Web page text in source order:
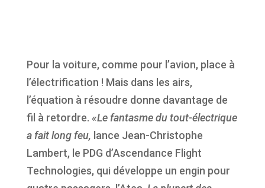
Pour la voiture, comme pour l’avion, place à
l’électrification ! Mais dans les airs,
l’équation à résoudre donne davantage de
fil à retordre. «Le fantasme du tout-électrique
a fait long feu, lance Jean-Christophe
Lambert, le PDG d’Ascendance Flight
Technologies, qui développe un engin pour